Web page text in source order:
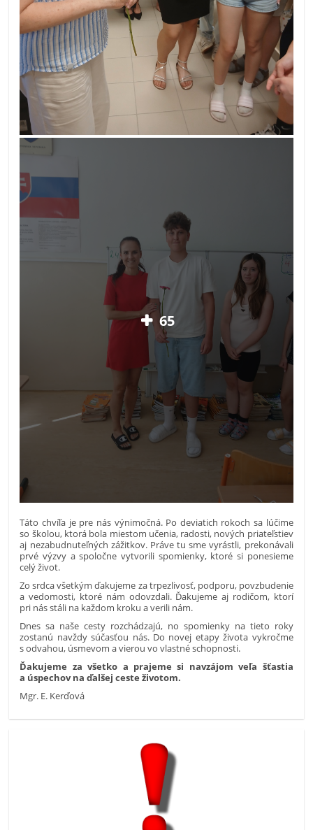
65
Táto chvíľa je pre nás výnimočná. Po deviatich rokoch sa lúčime
so školou, ktorá bola miestom učenia, radosti, nových priateľstiev
aj nezabudnuteľných zážitkov. Práve tu sme vyrástli, prekonávali
prvé výzvy a spoločne vytvorili spomienky, ktoré si ponesieme
celý život.
Zo srdca všetkým ďakujeme za trpezlivosť, podporu, povzbudenie
a vedomosti, ktoré nám odovzdali. Ďakujeme aj rodičom, ktorí
pri nás stáli na každom kroku a verili nám.
Dnes sa naše cesty rozchádzajú, no spomienky na tieto roky
zostanú navždy súčasťou nás. Do novej etapy života vykročme
s odvahou, úsmevom a vierou vo vlastné schopnosti.
Ďakujeme za všetko a prajeme si navzájom veľa šťastia
a úspechov na ďalšej ceste životom.
Mgr. E. Kerďová